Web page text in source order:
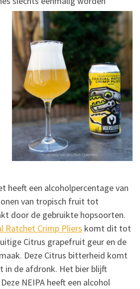
heeft een alcoholpercentage van
van tropisch fruit tot
door de gebruikte hopsoorten.
Ratchet Crimp Pliers komt dit tot
Citrus grapefruit geur en de
Deze Citrus bitterheid komt
in de afdronk. Het bier blijft
NEIPA heeft een alcohol